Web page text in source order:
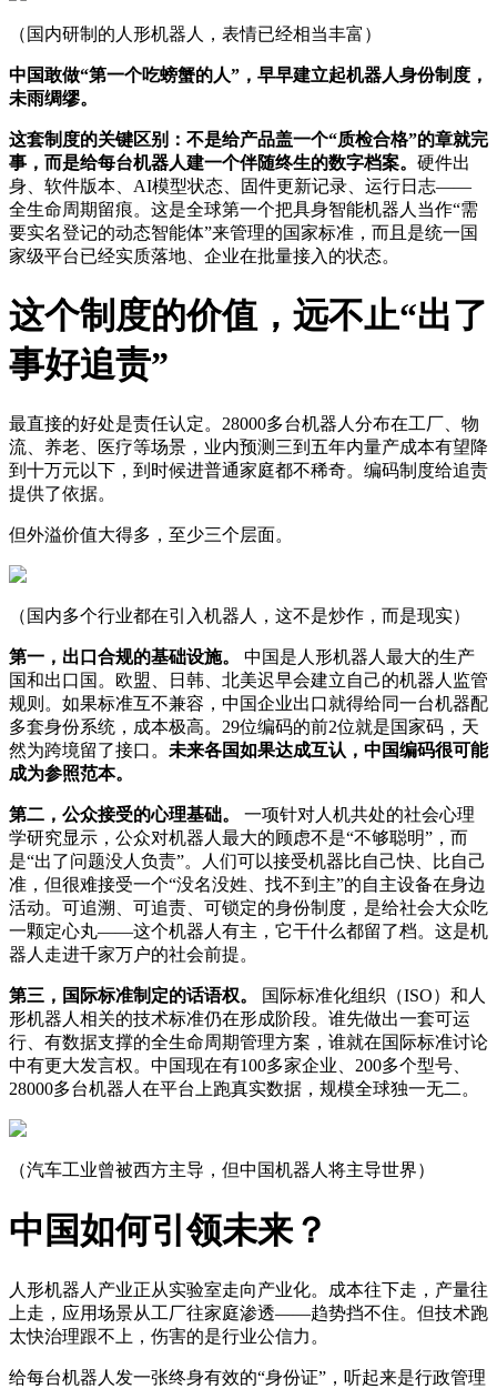
（国内研制的人形机器人，表情已经相当丰富）
中国敢做“第一个吃螃蟹的人”，早早建立起机器人身份制度，
未雨绸缪。
这套制度的关键区别：不是给产品盖一个“质检合格”的章就完
事，而是给每台机器人建一个伴随终生的数字档案。 硬件出
身、软件版本、AI模型状态、固件更新记录、运行日志——
全生命周期留痕。这是全球第一个把具身智能机器人当作“需
要实名登记的动态智能体”来管理的国家标准，而且是统一国
家级平台已经实质落地、企业在批量接入的状态。
这个制度的价值，远不止“出了
事好追责”
最直接的好处是责任认定。28000多台机器人分布在工厂、物
流、养老、医疗等场景，业内预测三到五年内量产成本有望降
到十万元以下，到时候进普通家庭都不稀奇。编码制度给追责
提供了依据。
但外溢价值大得多，至少三个层面。
（国内多个行业都在引入机器人，这不是炒作，而是现实）
第一，出口合规的基础设施。
中国是人形机器人最大的生产
国和出口国。欧盟、日韩、北美迟早会建立自己的机器人监管
规则。如果标准互不兼容，中国企业出口就得给同一台机器配
多套身份系统，成本极高。29位编码的前2位就是国家码，天
然为跨境留了接口。 未来各国如果达成互认，中国编码很可能
成为参照范本。
第二，公众接受的心理基础。
一项针对人机共处的社会心理
学研究显示，公众对机器人最大的顾虑不是“不够聪明”，而
是“出了问题没人负责”。人们可以接受机器比自己快、比自己
准，但很难接受一个“没名没姓、找不到主”的自主设备在身边
活动。可追溯、可追责、可锁定的身份制度，是给社会大众吃
一颗定心丸——这个机器人有主，它干什么都留了档。这是机
器人走进千家万户的社会前提。
第三，国际标准制定的话语权。
国际标准化组织（ISO）和人
形机器人相关的技术标准仍在形成阶段。谁先做出一套可运
行、有数据支撑的全生命周期管理方案，谁就在国际标准讨论
中有更大发言权。中国现在有100多家企业、200多个型号、
28000多台机器人在平台上跑真实数据，规模全球独一无二。
（汽车工业曾被西方主导，但中国机器人将主导世界）
中国如何引领未来？
人形机器人产业正从实验室走向产业化。成本往下走，产量往
上走，应用场景从工厂往家庭渗透——趋势挡不住。但技术跑
太快治理跟不上，伤害的是行业公信力。
给每台机器人发一张终身有效的“身份证”，听起来是行政管理